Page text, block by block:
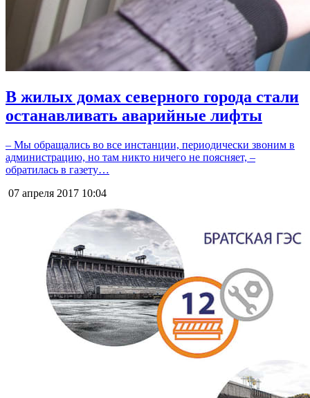
В жилых домах северного города стали
останавливать аварийные лифты
– Мы обращались во все инстанции, периодически звоним в
администрацию, но там никто ничего не поясняет, –
обратилась в газету…
07 апреля 2017 10:04